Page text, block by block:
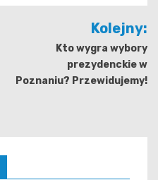
Kolejny:
Kto wygra wybory
prezydenckie w
Poznaniu? Przewidujemy!